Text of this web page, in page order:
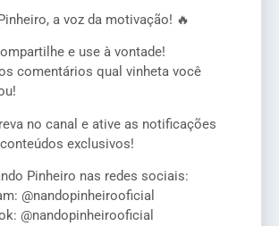
a voz da motivação! 🔥
e use à vontade!
comentários qual vinheta você
no canal e ative as notificações
exclusivos!
Pinheiro nas redes sociais:
@nandopinheirooficial
@nandopinheirooficial